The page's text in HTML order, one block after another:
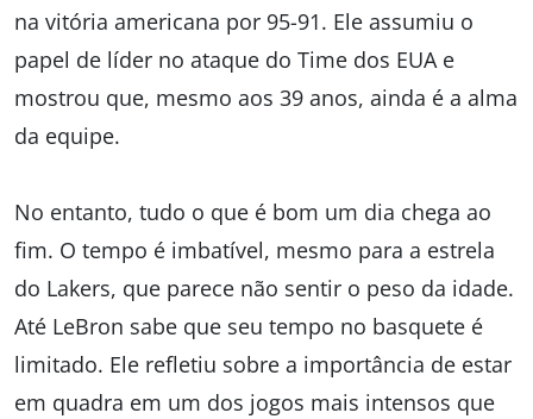
na vitória americana por 95-91. Ele assumiu o
papel de líder no ataque do Time dos EUA e
mostrou que, mesmo aos 39 anos, ainda é a alma
da equipe.
No entanto, tudo o que é bom um dia chega ao
fim. O tempo é imbatível, mesmo para a estrela
do Lakers, que parece não sentir o peso da idade.
Até LeBron sabe que seu tempo no basquete é
limitado. Ele refletiu sobre a importância de estar
em quadra em um dos jogos mais intensos que